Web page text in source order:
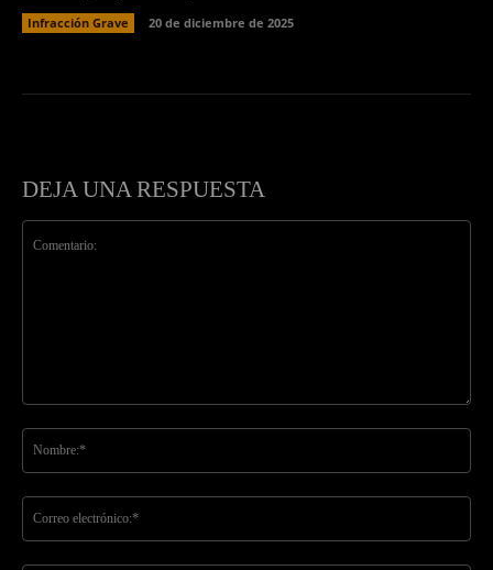
Infracción Grave 20 de diciembre de 2025
DEJA UNA RESPUESTA